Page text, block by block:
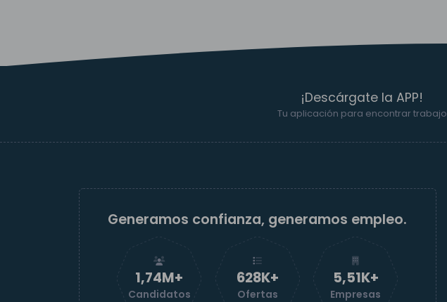
¡Descárgate la APP!
Tu aplicación para encontrar trabajo
Generamos confianza, generamos empleo.
1,74M+
Candidatos
629K+
Ofertas
5,52K+
Empresas